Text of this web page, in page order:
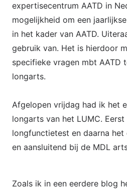
expertisecentrum AATD in
mogelijkheid om een
in het kader van AATD.
gebruik van. Het is hierdoor
specifieke vragen mbt AATD
longarts.
Afgelopen vrijdag had ik het
longarts van het LUMC.
longfunctietest en daarna
en aansluitend bij de MDL
Zoals ik in een eerdere blog